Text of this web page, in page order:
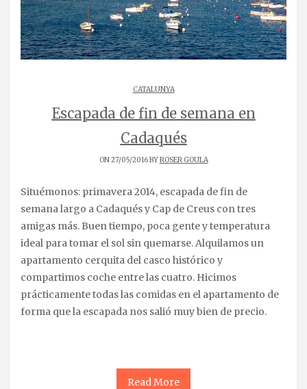
CATALUNYA
Escapada de fin de semana en
Cadaqués
ON 27/05/2016 BYROSER GOULA
Situémonos: primavera 2014, escapada de fin de
semana largo a Cadaqués y Cap de Creus con tres
amigas más. Buen tiempo, poca gente y temperatura
ideal para tomar el sol sin quemarse. Alquilamos un
apartamento cerquita del casco histórico y
compartimos coche entre las cuatro. Hicimos
prácticamente todas las comidas en el apartamento de
forma que la escapada nos salió muy bien de precio.
Read More